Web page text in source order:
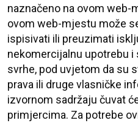
naznačeno na ovom web-
ovom web-mjestu može
ispisivati ili preuzimati
nekomercijalnu upotrebu
svrhe, pod uvjetom da su
prava ili druge vlasničke
izvornom sadržaju čuvat
primjercima. Za potrebe